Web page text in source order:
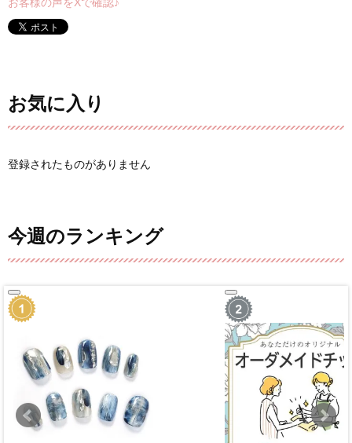
お気に入り
登録されたものがありません
今週のランキング